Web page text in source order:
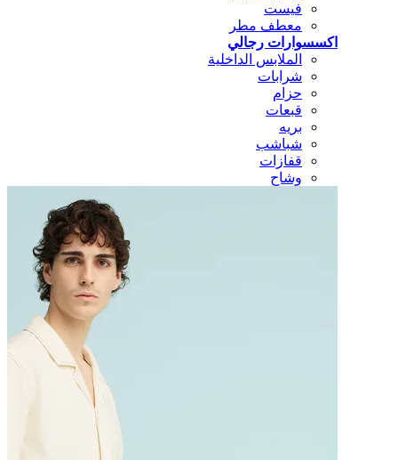
فيست
معطف مطر
اكسسوارات رجالي
الملابس الداخلية
شرابات
حزام
قبعات
بريه
شباشب
قفازات
وشاح